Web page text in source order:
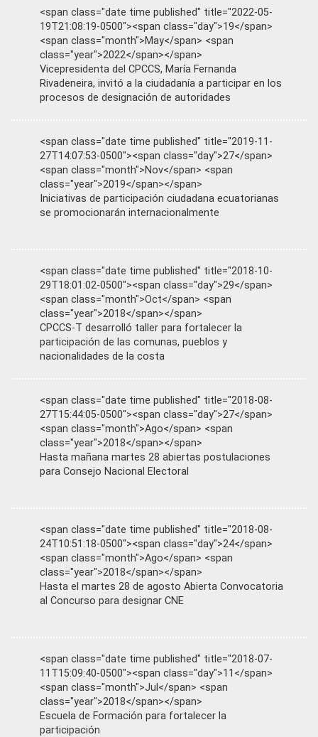
<span class="date time published" title="2022-05-
19T21:08:19-0500"><span class="day">19</span>
<span class="month">May</span> <span
class="year">2022</span></span>
Vicepresidenta del CPCCS, María Fernanda
Rivadeneira, invitó a la ciudadanía a participar en los
procesos de designación de autoridades
<span class="date time published" title="2019-11-
27T14:07:53-0500"><span class="day">27</span>
<span class="month">Nov</span> <span
class="year">2019</span></span>
Iniciativas de participación ciudadana ecuatorianas
se promocionarán internacionalmente
<span class="date time published" title="2018-10-
29T18:01:02-0500"><span class="day">29</span>
<span class="month">Oct</span> <span
class="year">2018</span></span>
CPCCS-T desarrolló taller para fortalecer la
participación de las comunas, pueblos y
nacionalidades de la costa
<span class="date time published" title="2018-08-
27T15:44:05-0500"><span class="day">27</span>
<span class="month">Ago</span> <span
class="year">2018</span></span>
Hasta mañana martes 28 abiertas postulaciones
para Consejo Nacional Electoral
<span class="date time published" title="2018-08-
24T10:51:18-0500"><span class="day">24</span>
<span class="month">Ago</span> <span
class="year">2018</span></span>
Hasta el martes 28 de agosto Abierta Convocatoria
al Concurso para designar CNE
<span class="date time published" title="2018-07-
11T15:09:40-0500"><span class="day">11</span>
<span class="month">Jul</span> <span
class="year">2018</span></span>
Escuela de Formación para fortalecer la
participación